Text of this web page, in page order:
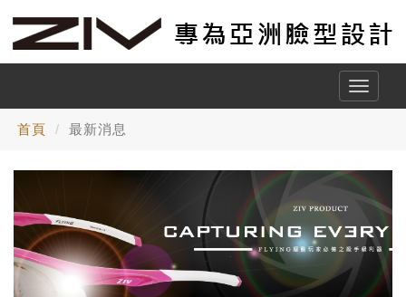
Toggle
首頁 最新消息